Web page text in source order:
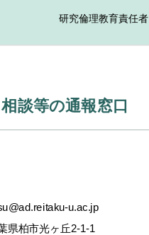
研究倫理教育責任者
談等の通報窓口
u.ac.jp
市光ヶ丘2-1-1